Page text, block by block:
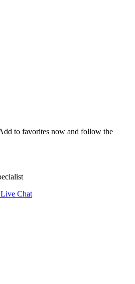
to favorites now and follow the
Live Chat